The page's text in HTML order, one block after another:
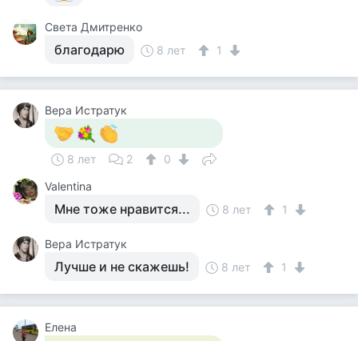
Света Дмитренко
благодарю 8 лет 1
Вера Истратук
8 лет 2
0
Valentina
Мне тоже нравится... 8 лет 1
Вера Истратук
Лучше и не скажешь! 8 лет 1
Елена